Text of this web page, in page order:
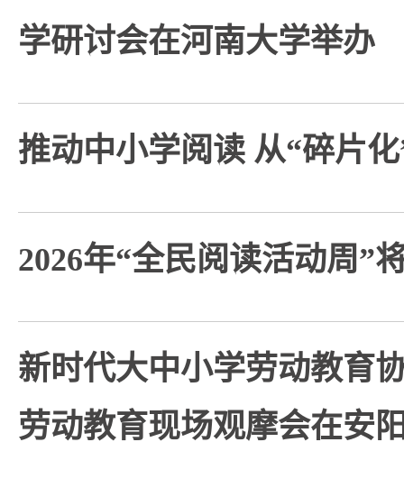
学研讨会在河南大学举办
推动中小学阅读 从“碎片
2026年“全民阅读活动周”
新时代大中小学劳动教育
劳动教育现场观摩会在安